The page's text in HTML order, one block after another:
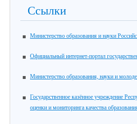
Ссылки
Министерство образования и науки
Официальный интернет-портал
Министерство образования, науки и
Государственное казённое учреждение
оценки и мониторинга качества